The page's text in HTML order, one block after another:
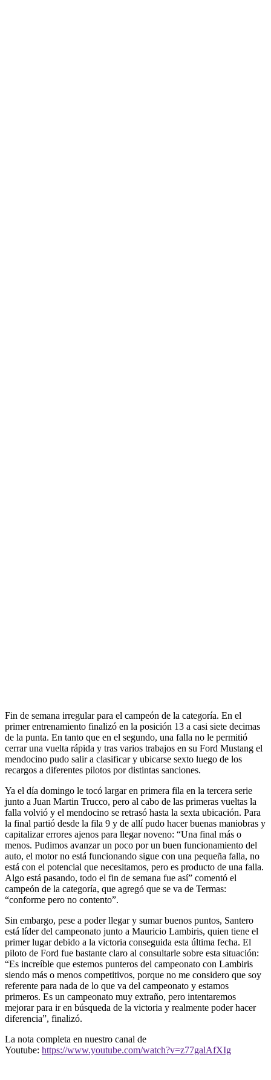
Fin de semana irregular para el campeón de la categoría. En el
primer entrenamiento finalizó en la posición 13 a casi siete decimas
de la punta. En tanto que en el segundo, una falla no le permitió
cerrar una vuelta rápida y tras varios trabajos en su Ford Mustang el
mendocino pudo salir a clasificar y ubicarse sexto luego de los
recargos a diferentes pilotos por distintas sanciones.
Ya el día domingo le tocó largar en primera fila en la tercera serie
junto a Juan Martin Trucco, pero al cabo de las primeras vueltas la
falla volvió y el mendocino se retrasó hasta la sexta ubicación. Para
la final partió desde la fila 9 y de allí pudo hacer buenas maniobras y
capitalizar errores ajenos para llegar noveno: “Una final más o
menos. Pudimos avanzar un poco por un buen funcionamiento del
auto, el motor no está funcionando sigue con una pequeña falla, no
está con el potencial que necesitamos, pero es producto de una falla.
Algo está pasando, todo el fin de semana fue así” comentó el
campeón de la categoría, que agregó que se va de Termas:
“conforme pero no contento”.
Sin embargo, pese a poder llegar y sumar buenos puntos, Santero
está líder del campeonato junto a Mauricio Lambiris, quien tiene el
primer lugar debido a la victoria conseguida esta última fecha. El
piloto de Ford fue bastante claro al consultarle sobre esta situación:
“Es increíble que estemos punteros del campeonato con Lambiris
siendo más o menos competitivos, porque no me considero que soy
referente para nada de lo que va del campeonato y estamos
primeros. Es un campeonato muy extraño, pero intentaremos
mejorar para ir en búsqueda de la victoria y realmente poder hacer
diferencia”, finalizó.
La nota completa en nuestro canal de
Youtube: https://www.youtube.com/watch?v=z77galAfXIg